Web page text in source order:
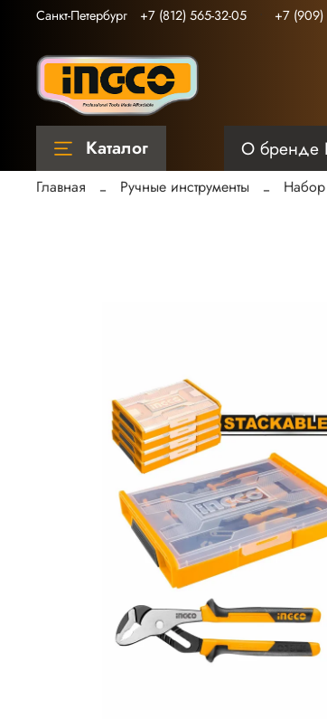
Санкт-Петербург +7 (812) 565-32-05 +7 (909)
Каталог О бренде
Главная Ручные инструменты Набор